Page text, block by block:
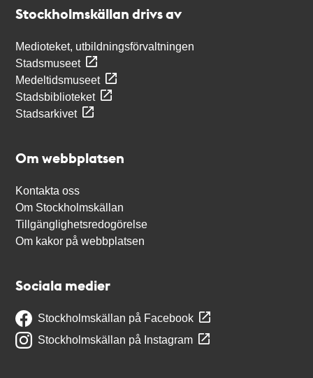
Stockholmskällan drivs av
Medioteket, utbildningsförvaltningen
Stadsmuseet
Medeltidsmuseet
Stadsbiblioteket
Stadsarkivet
Om webbplatsen
Kontakta oss
Om Stockholmskällan
Tillgänglighetsredogörelse
Om kakor på webbplatsen
Sociala medier
Stockholmskällan på Facebook
Stockholmskällan på Instagram